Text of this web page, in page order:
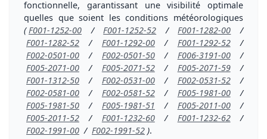
fonctionnelle, garantissant une visibilité optimale
quelles que soient les conditions météorologiques
( F001-1252-00 / F001-1252-52 / F001-1282-00
/
F001-1282-52
/ F001-1292-00 / F001-1292-52
/
F002-0501-00
/ F002-0501-50 / F006-3191-00
/
F005-2071-00
/ F005-2071-52 / F005-2071-59
/
F001-1312-50
/ F002-0531-00 / F002-0531-52
/
F002-0581-00
/ F002-0581-52 / F005-1981-00
/
F005-1981-50
/ F005-1981-51 / F005-2011-00
/
F005-2011-52
/ F001-1232-60 / F001-1232-62
/
F002-1991-00 / F002-1991-52 ).